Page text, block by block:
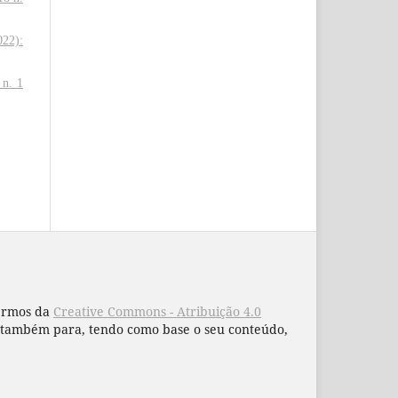
n. 1
da Creative Commons - Atribuição 4.0
para, tendo como base o seu conteúdo,